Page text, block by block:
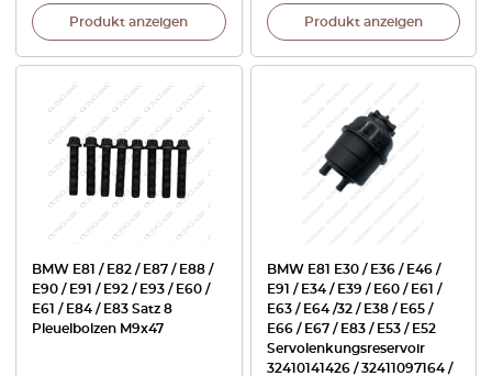
Produkt anzeigen Produkt anzeigen
BMW E81 / E82 / E87 / E88 /
E90 / E91 / E92 / E93 / E60 /
E61 / E84 / E83 Satz 8
Pleuelbolzen M9x47
BMW E81 E30 / E36 / E46 /
E91 / E34 / E39 / E60 / E61 /
E63 / E64 /32 / E38 / E65 /
E66 / E67 / E83 / E53 / E52
Servolenkungsreservoir
32410141426 / 32411097164 /